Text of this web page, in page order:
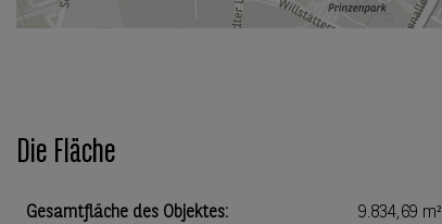
Die Fläche
Gesamtfläche des Objektes: 9.834,69 m²